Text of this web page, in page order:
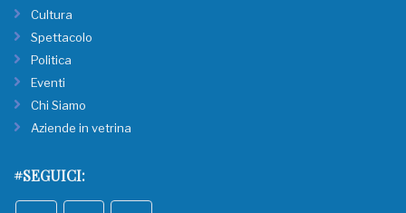
Cultura
Spettacolo
Politica
Eventi
Chi Siamo
Aziende in vetrina
#SEGUICI: